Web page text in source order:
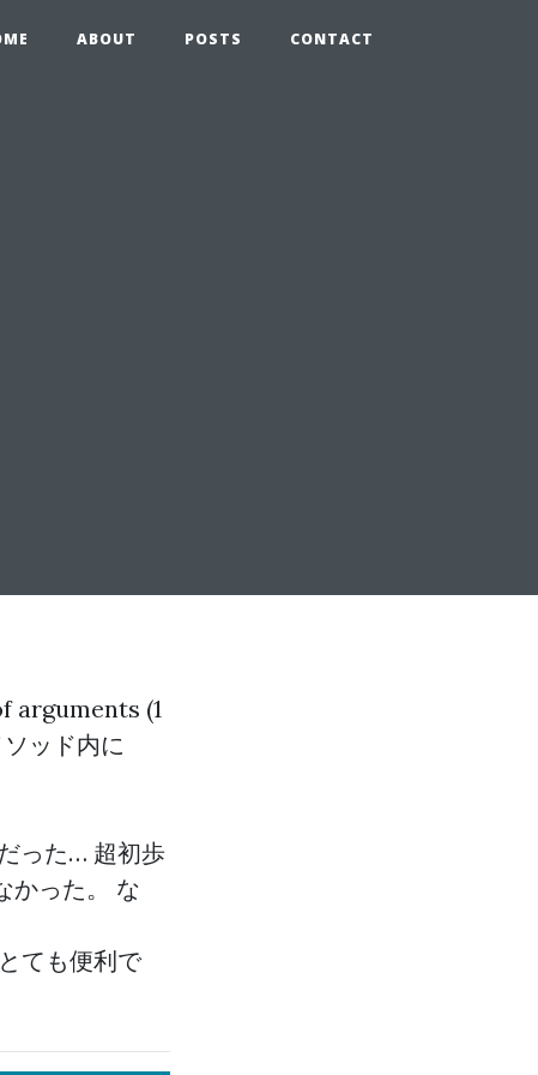
ABOUT POSTS CONTACT
arguments (1
ッド内に
った… 超初歩
かった。 な
ても便利で